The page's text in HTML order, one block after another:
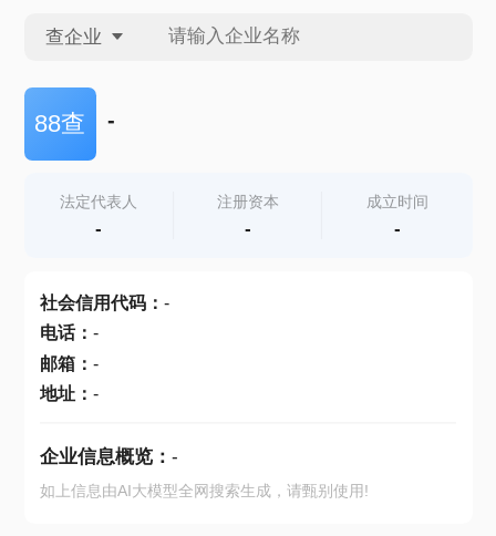
查企业
查企业
查产地
88查 -
法定代表人
-
注册资本
-
成立时间
-
社会信用代码： -
电话： -
邮箱： -
地址： -
企业信息概览： -
如上信息由AI大模型全网搜索生成，请甄别使用!